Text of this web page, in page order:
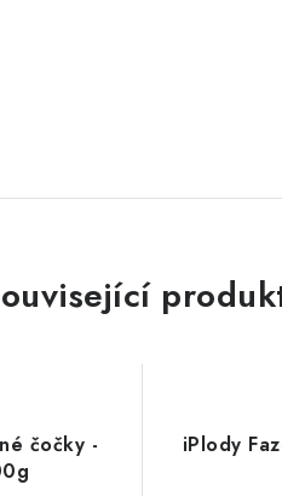
čočky -
iPlody